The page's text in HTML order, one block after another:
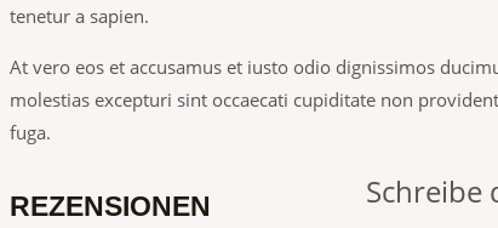
tenetur a sapien.
At vero eos et accusamus et iusto odio dignissimos
molestias excepturi sint occaecati cupiditate non
fuga.
REZENSIONEN Schreibe